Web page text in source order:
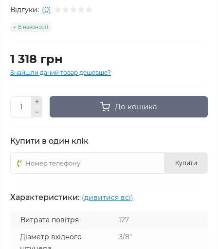
Відгуки: (0)
В наявності
1 318 грн
Знайшли даний товар дешевше?
До кошика
Купити в один клік
Купити
Характеристики: (дивитися всі)
Витрата повітря
127
Діаметр вхідного
3/8"